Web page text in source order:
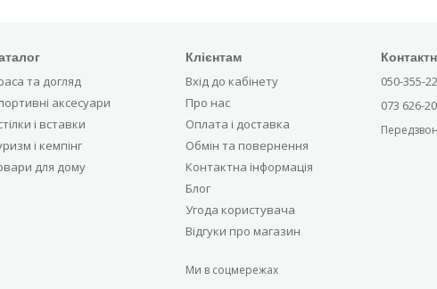
та догляд
аксесуари
і вставки
і кемпінг
для дому
Клієнтам
Вхід до кабінету
Про нас
Оплата і доставка
Обмін та повернення
Контактна інформація
Блог
Угода користувача
Відгуки про магазин
Ми в соцмережах
050-355-
073 626-